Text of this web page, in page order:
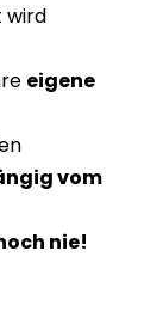
wird
eigene
vom
nie!